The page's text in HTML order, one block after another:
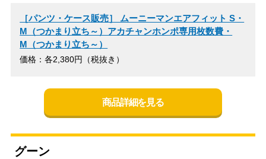
［パンツ・ケース販売］ ムーニーマンエアフィット S・
M（つかまり立ち～）アカチャンホンポ専用枚数費・
M（つかまり立ち～）
価格：各2,380円（税抜き）
商品詳細を見る
グーン